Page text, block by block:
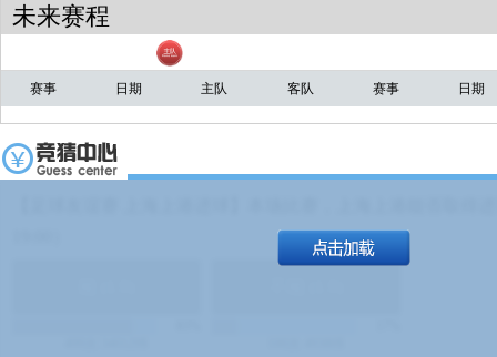
未来赛程
赛事 日期 主队 客队 赛事 日期